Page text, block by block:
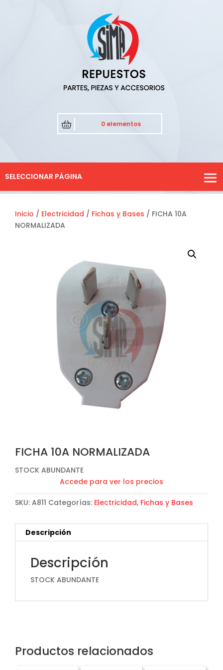
0 elementos
SELECCIONAR PÁGINA
Inicio / Electricidad / Fichas y Bases / FICHA 10A
NORMALIZADA
FICHA 10A NORMALIZADA
STOCK ABUNDANTE
Accede para ver los precios
SKU: A811 Categorías: Electricidad, Fichas y Bases
Descripción
Descripción
STOCK ABUNDANTE
Productos relacionados